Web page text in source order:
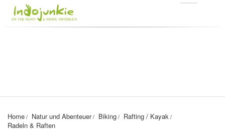
Home Natur und Abenteuer Biking
Rafting / Kayak
Radeln & Raften